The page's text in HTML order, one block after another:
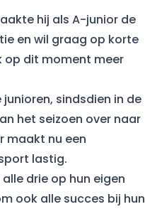
hij als A-junior de
en wil graag op korte
op dit moment meer
junioren, sindsdien in de
het seizoen over naar
maakt nu een
lastig.
drie op hun eigen
ook alle succes bij hun